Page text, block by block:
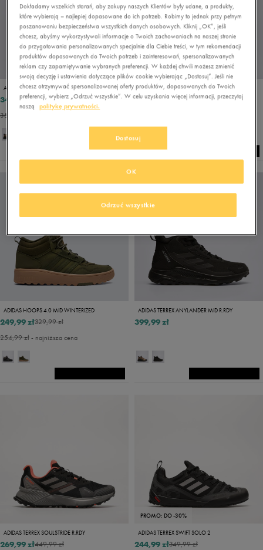
ADIDAS TERREX ANYLANDER MID R.RDY
439,99 zł
349,99 zł
359,99 zł
ADIDAS HOOPS 4.0 MID WINTERIZED
329,99 zł
229,99 zł
ADIDAS HOOPS 4.0 MID WINTERIZED
329,99 zł
249,99 zł
254,99 zł- najniższa cena
ADIDAS TERREX ANYLANDER MID R.RDY
399,99 zł
ADIDAS TERREX SOULSTRIDE R.RDY
449,99 zł
269,99 zł
PROMO: DO -30%
ADIDAS TERREX SWIFT SOLO 2
349,99 zł
244,99 zł
Dokładamy wszelkich starań, aby zakupy naszych Klientów były udane, a produkty,
które wybierają – najlepiej dopasowane do ich potrzeb. Robimy to jednak przy pełnym
poszanowaniu bezpieczeństwa wszystkich danych osobowych. Kliknij „OK”, jeśli
chcesz, abyśmy wykorzystywali informacje o Twoich zachowaniach na naszej stronie
do przygotowania personalizowanych specjalnie dla Ciebie treści, w tym rekomendacji
produktów dopasowanych do Twoich potrzeb i zainteresowań, spersonalizowanych
reklam czy zapamiętywanie wybranych preferencji. W każdej chwili możesz zmienić
swoją decyzję i ustawienia dotyczące plików cookie wybierając „Dostosuj”. Jeśli nie
chcesz otrzymywać spersonalizowanej oferty produktów, dopasowanych do Twoich
preferencji, wybierz „Odrzuć wszystkie”. W celu uzyskania więcej informacji, przeczytaj
naszą
politykę prywatności.
Dostosuj
Odrzuć wszystkie
OK